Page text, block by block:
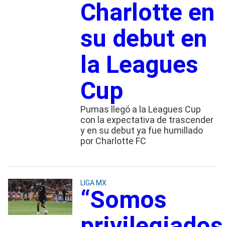
Charlotte en
su debut en
la Leagues
Cup
Pumas llegó a la Leagues Cup
con la expectativa de trascender
y en su debut ya fue humillado
por Charlotte FC
LIGA MX
“Somos